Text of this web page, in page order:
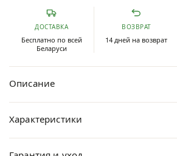
ДОСТАВКА
Бесплатно по всей
Беларуси
ВОЗВРАТ
14 дней на возврат
Описание
Характеристики